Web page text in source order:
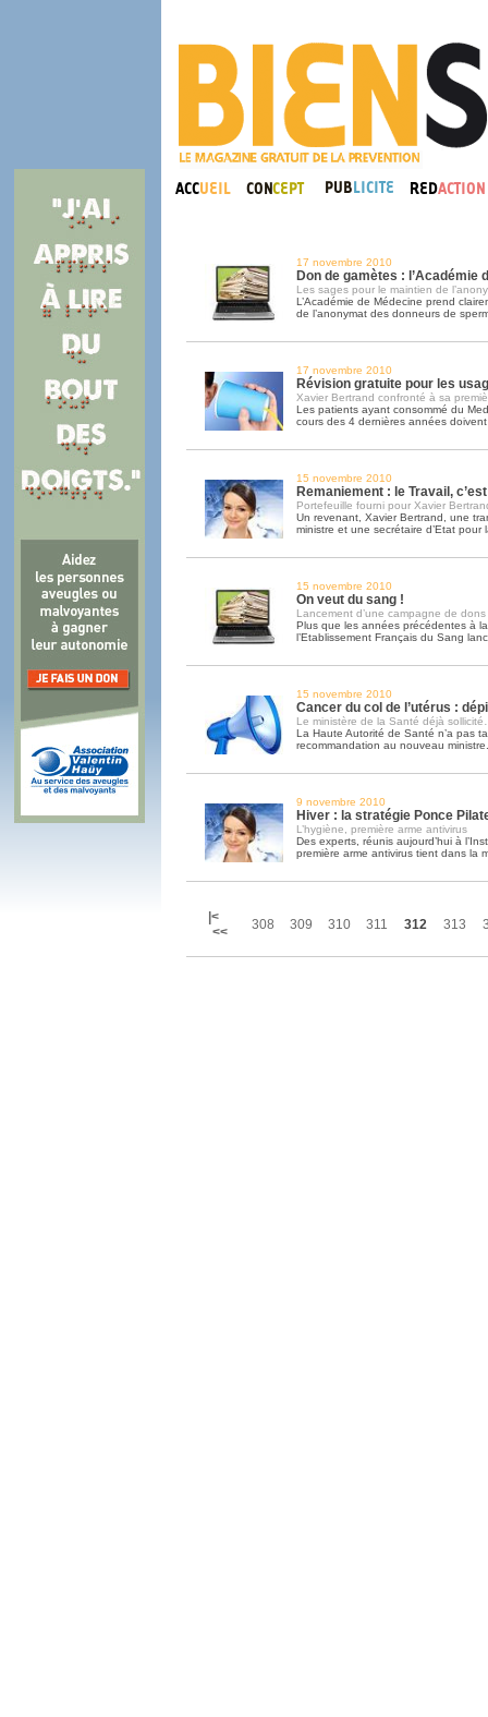
17 novembre 2010
Don de gamètes : l’Académie
Les sages pour le maintien de
L’Académie de Médecine prend
de l’anonymat des donneurs de
17 novembre 2010
Révision gratuite pour les
Xavier Bertrand confronté à sa
Les patients ayant consommé du
cours des 4 dernières années doivent
15 novembre 2010
Remaniement : le Travail,
Portefeuille fourni pour Xavier
Un revenant, Xavier Bertrand, une
ministre et une secrétaire d’Etat pour
15 novembre 2010
On veut du sang !
Lancement d’une campagne de dons
Plus que les années précédentes à
l’Etablissement Français du Sang
15 novembre 2010
Cancer du col de l’utérus :
Le ministère de la Santé déjà
La Haute Autorité de Santé n’a pas
recommandation au nouveau ministre.
9 novembre 2010
Hiver : la stratégie Ponce
L’hygiène, première arme antivirus
Des experts, réunis aujourd’hui à
première arme antivirus tient dans la
|<
<<
308 309 310 311 312 313